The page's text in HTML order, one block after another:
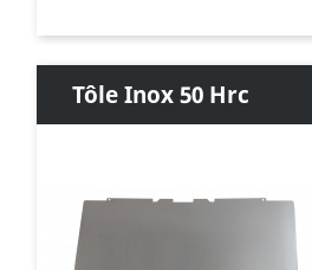
Tôle Inox 50 Hrc